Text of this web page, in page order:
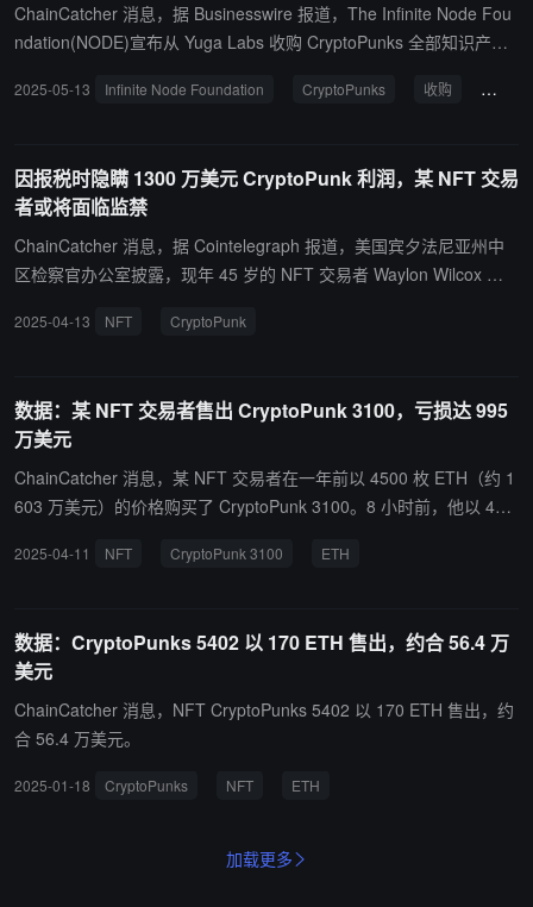
ChainCatcher 消息，据 Businesswire 报道，The Infinite Node Fou
ndation(NODE)宣布从 Yuga Labs 收购 CryptoPunks 全部知识产
护、社区和扩展三大支柱来维护 CryptoPunks。
2025-05-13 Infinite Node Foundation CryptoPunks 收购 Yuga
因报税时隐瞒 1300 万美元 CryptoPunk 利润，某 NFT 交易
者或将面临监禁
ChainCatcher 消息，据 Cointelegraph 报道，美国宾夕法尼亚州中
区检察官办公室披露，现年 45 岁的 NFT 交易者 Waylon Wilcox 承
售了 62 枚 CryptoPunk NFT，赚取了约 740 万美元的利润，随后在
个人所得税申报表，少报了约 850 万美元的所得税和约 210 万美元
的应缴税款；2023 年 10 月，Waylon Wilco 又提交了虚假的 2022
财年个人所得税申报表，少报了约 460 万美元的所得税和近 110 万
美元的应缴税款。
2025-04-13 NFT CryptoPunk
数据：某 NFT 交易者售出 CryptoPunk 3100，亏损达 995
万美元
ChainCatcher 消息，某 NFT 交易者在一年前以 4500 枚 ETH（约 1
603 万美元）的价格购买了 CryptoPunk 3100。8 小时前，他以 400
2025-04-11 NFT CryptoPunk 3100 ETH
数据：CryptoPunks 5402 以 170 ETH 售出，约合 56.4 万
美元
ChainCatcher 消息，NFT CryptoPunks 5402 以 170 ETH 售出，约
合 56.4 万美元。
2025-01-18 CryptoPunks NFT ETH
加载更多